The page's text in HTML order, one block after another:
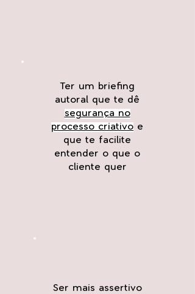
Ter um briefing
autoral que te dê
segurança no
processo criativo e
que te facilite
entender o que o
cliente quer
Ser mais assertivo